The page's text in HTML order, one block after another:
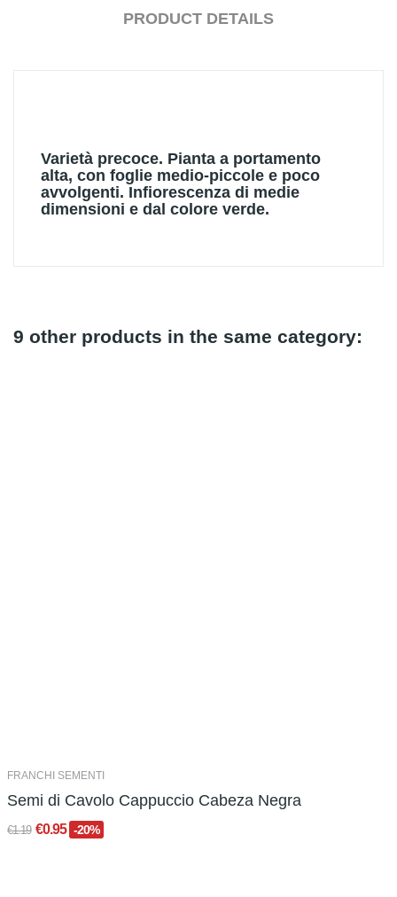
PRODUCT DETAILS
Varietà precoce. Pianta a portamento
alta, con foglie medio-piccole e poco
avvolgenti. Infiorescenza di medie
dimensioni e dal colore verde.
9 other products in the same category:
FRANCHI SEMENTI
Semi di Cavolo Cappuccio Cabeza Negra
€1.19 €0.95 -20%